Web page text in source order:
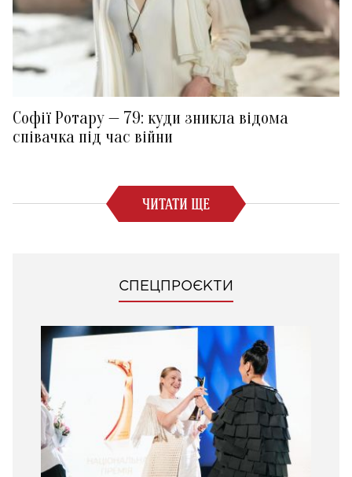
Софії Ротару — 79: куди зникла відома
співачка під час війни
ЧИТАТИ ЩЕ
СПЕЦПРОЄКТИ